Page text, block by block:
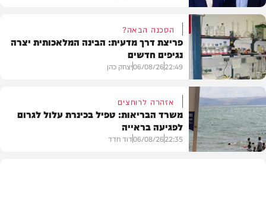
פוליטי
בריאות
הסכנה הבאה?
פריצת דרך מדעית: הבינה המלאכותית יצרה
נגיפים חדשים
22:49
06/08/26יצחק כהן
אזהרה לרוחצים
משרד הבריאות: טפיל בכינרת עלול לגרום
לפגיעה בראייה
22:35
06/08/26דוד חדד